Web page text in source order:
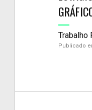
Trabalho
Publicado